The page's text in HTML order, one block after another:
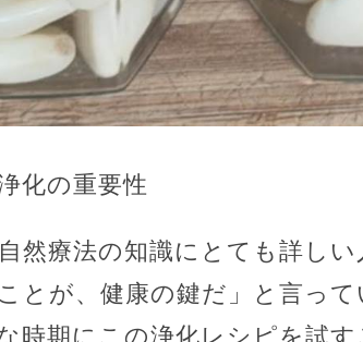
化の重要性
然療法の知識にとても詳し
とが、健康の鍵だ」と言っ
時期にこの浄化レシピを試